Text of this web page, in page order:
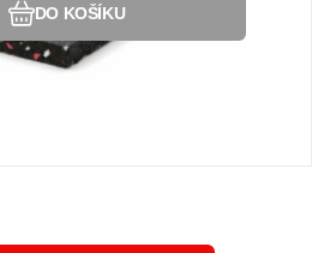
DO KOŠÍKU